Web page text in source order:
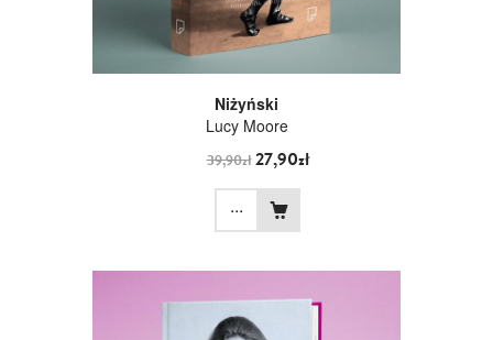
Niżyński
Lucy Moore
39,90zł27,90zł
...